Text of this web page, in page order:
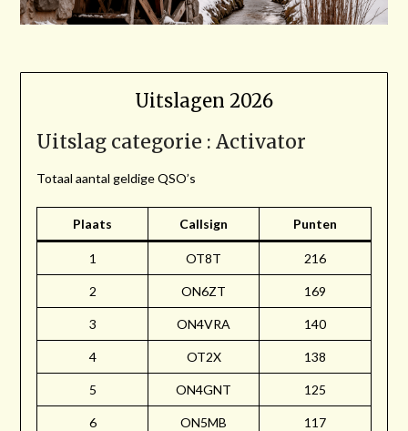
Uitslagen 2026
Uitslag categorie : Activator
Totaal aantal geldige QSO’s
Plaats Callsign Punten
1 OT8T 216
2 ON6ZT 169
3 ON4VRA 140
4 OT2X 138
5 ON4GNT 125
6 ON5MB 117